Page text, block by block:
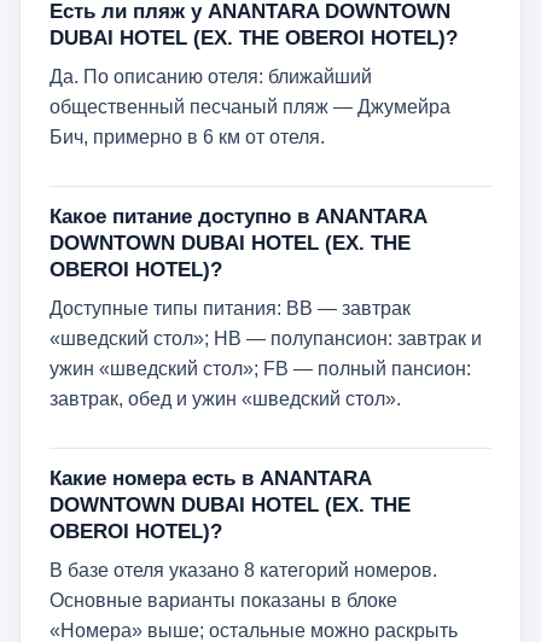
Есть ли пляж у ANANTARA DOWNTOWN
DUBAI HOTEL (EX. THE OBEROI HOTEL)?
Да. По описанию отеля: ближайший
общественный песчаный пляж — Джумейра
Бич, примерно в 6 км от отеля.
Какое питание доступно в ANANTARA
DOWNTOWN DUBAI HOTEL (EX. THE
OBEROI HOTEL)?
Доступные типы питания: BB — завтрак
«шведский стол»; HB — полупансион: завтрак и
ужин «шведский стол»; FB — полный пансион:
завтрак, обед и ужин «шведский стол».
Какие номера есть в ANANTARA
DOWNTOWN DUBAI HOTEL (EX. THE
OBEROI HOTEL)?
В базе отеля указано 8 категорий номеров.
Основные варианты показаны в блоке
«Номера» выше; остальные можно раскрыть